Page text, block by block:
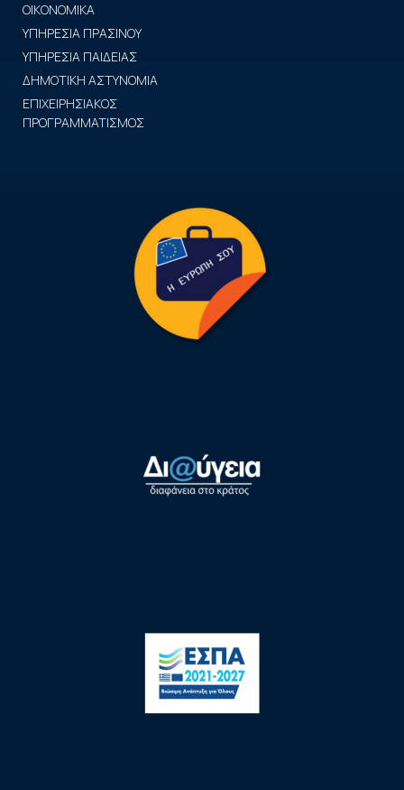
ΟΙΚΟΝΟΜΙΚΑ
ΥΠΗΡΕΣΙΑ ΠΡΑΣΙΝΟΥ
ΥΠΗΡΕΣΙΑ ΠΑΙΔΕΙΑΣ
ΔΗΜΟΤΙΚΗ ΑΣΤΥΝΟΜΙΑ
ΕΠΙΧΕΙΡΗΣΙΑΚΟΣ
ΠΡΟΓΡΑΜΜΑΤΙΣΜΟΣ